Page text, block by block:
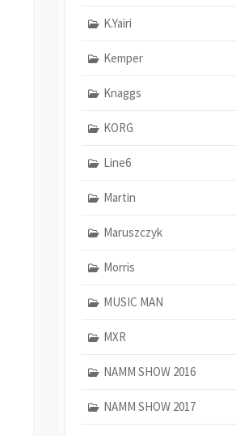
K.Yairi
Kemper
Knaggs
KORG
Line6
Martin
Maruszczyk
Morris
MUSIC MAN
MXR
NAMM SHOW 2016
NAMM SHOW 2017